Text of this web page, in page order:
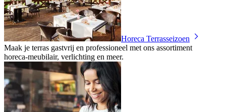
Horeca Terrasseizoen
Maak je terras gastvrij en professioneel met ons assortiment
horeca‑meubilair, verlichting en meer.